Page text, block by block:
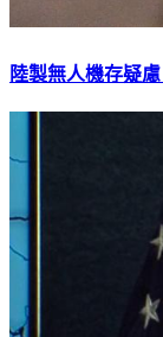
陸製無人機存疑